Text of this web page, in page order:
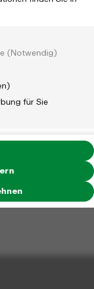
(Notwendig)
für Sie